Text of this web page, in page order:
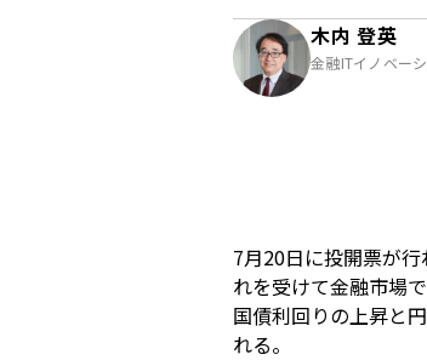
木内 登英
金融ITイノベー
7月20日に投開票が
れを受けて金融市場
国債利回りの上昇と
れる。